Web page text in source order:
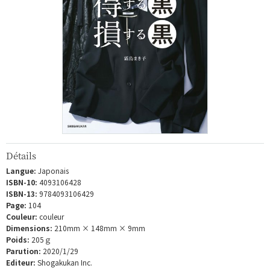
Détails
Langue: Japonais
ISBN-10: 4093106428
ISBN-13: 9784093106429
Page: 104
Couleur: couleur
Dimensions: 210mm × 148mm × 9mm
Poids: 205ｇ
Parution: 2020/1/29
Editeur: Shogakukan Inc.